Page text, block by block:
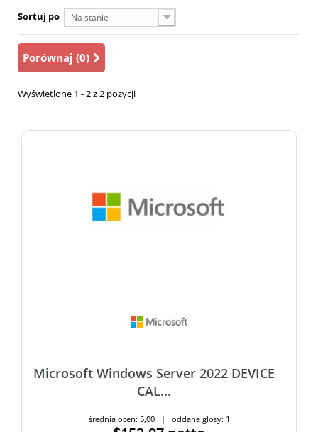
Sortuj po Na stanie
Porównaj (0)
Wyświetlone 1 - 2 z 2 pozycji
Microsoft Windows Server 2022 DEVICE
CAL...
średnia ocen: 5,00 | oddane głosy: 1